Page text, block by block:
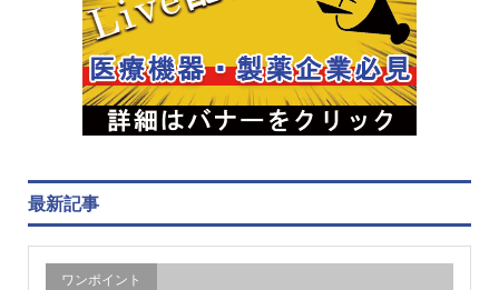
最新記事
ワンポイント